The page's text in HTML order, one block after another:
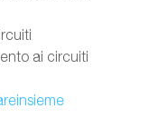
ai circuiti